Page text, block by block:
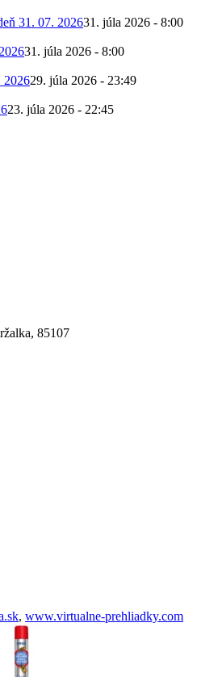
31. 07. 202631. júla 2026 - 8:00
31. júla 2026 - 8:00
202629. júla 2026 - 23:49
23. júla 2026 - 22:45
85107
, www.virtualne-prehliadky.com